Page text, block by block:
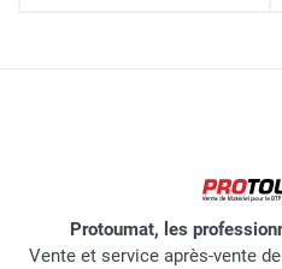
Protoumat, les
Vente et service après-vente